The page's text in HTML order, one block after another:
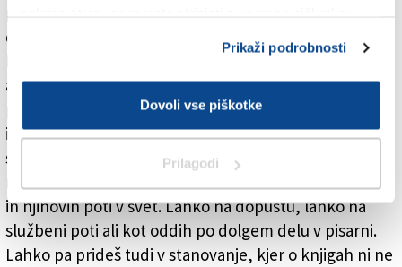
Prikaži podrobnosti
Dovoli vse piškotke
Prilagodi
potnik lahko kupi takšno, da ga kratkočasi med
dolgim, večurnim letom. Knjige segajo tudi na odprto,
ko se sprehajaš po mestu in naletiš na sejem na zraku
ali pa v Ljubljani, v knjižnici pod krošnjami. To je
pobuda, da se lahko ustaviš na bregu reke Ljubljanice
in izbereš eno izmed knjig za izposojo ali pa prineseš
svojo in jo prebiraš v umirjeni okolici. Knjige so na
različnih lokacijah in torej dostopajo do različnih ljudi
in njihovih poti v svet. Lahko na dopustu, lahko na
službeni poti ali kot oddih po dolgem delu v pisarni.
Lahko pa prideš tudi v stanovanje, kjer o knjigah ni ne